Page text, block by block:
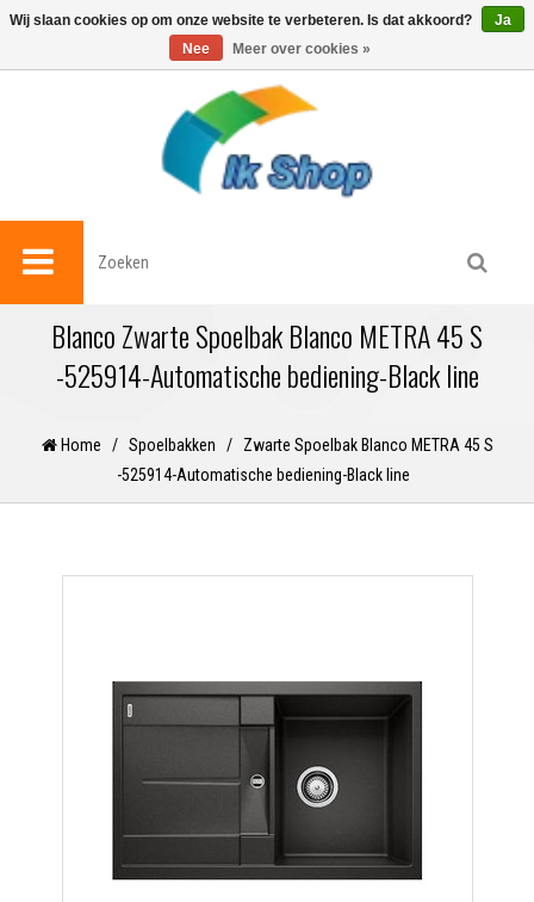
0
Blanco Zwarte Spoelbak Blanco METRA 45 S
-525914-Automatische bediening-Black line
Home / Spoelbakken /
Zwarte Spoelbak Blanco METRA 45 S
-525914-Automatische bediening-Black line
Wij slaan cookies op om onze website te verbeteren. Is dat akkoord?
Ja
Nee
Meer over cookies »